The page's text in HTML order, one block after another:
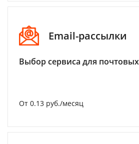
Email-рассылки
Выбор сервиса для
От 0.13 руб./месяц